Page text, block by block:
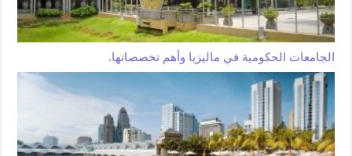
الجامعات الحكومية في ماليزيا وأهم تخصصاتها.